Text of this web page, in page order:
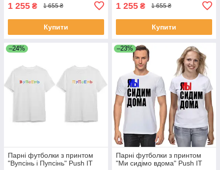
1 255 ₴ 1 655 ₴
Купити
1 255 ₴ 1 655 ₴
Купити
–24%
Парні футболки з принтом
"Вупсінь і Пупсінь" Push IT
–23%
Парні футболки з принтом
"Ми сидімо вдома" Push IT